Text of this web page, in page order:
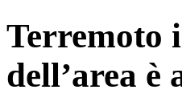
Terremoto
dell’area